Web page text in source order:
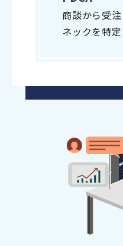
商談から受
ネックを特